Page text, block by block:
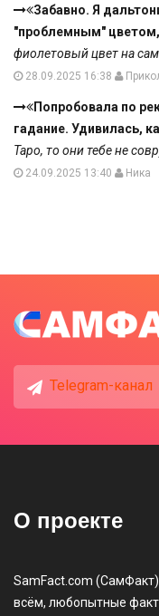
Забавно. Я
"проблемным" цветом,
фиолетовый цвет на
28.09.2025 16:38
Попробовала по
гадание. Удивилась,
Таро, то они тебе не
24.09.2025 13:40 Ника
Telegram-канал
О проекте
SamFact.com
всём, любопытные